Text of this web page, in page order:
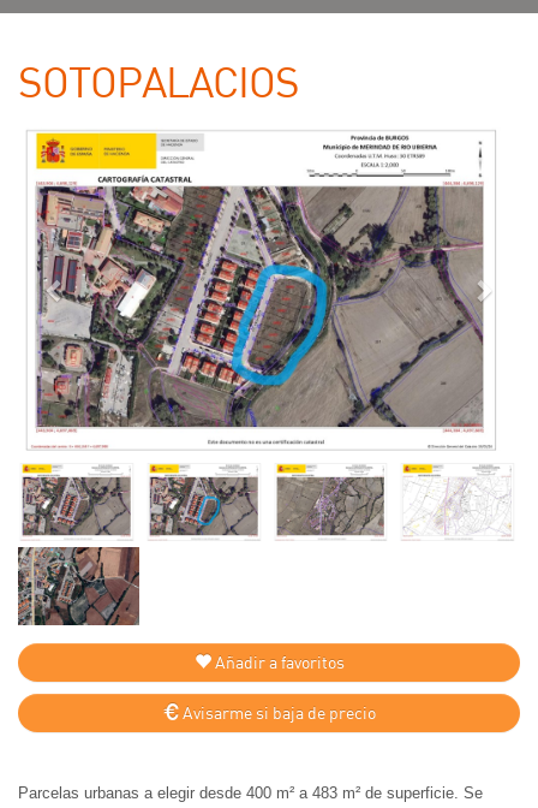
SOTOPALACIOS
Añadir a favoritos
Avisarme si baja de precio
Parcelas urbanas a elegir desde 400 m² a 483 m² de superficie. Se